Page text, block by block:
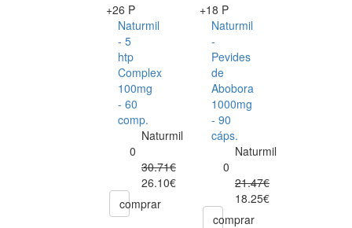
+26 P
Naturmil
- 5
htp
Complex
100mg
- 60
comp.
Naturmil
0
30.71€
26.10€
comprar
+18 P
Naturmil
-
Pevides
de
Abobora
1000mg
- 90
cáps.
Naturmil
0
21.47€
18.25€
comprar